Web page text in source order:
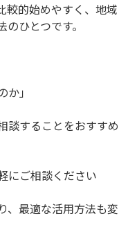
較的始めやすく、地域
ひとつです。
」
談することをおすすめ
にご相談ください
、最適な活用方法も変